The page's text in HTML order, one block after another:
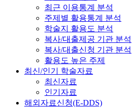
최근 이용통계 분석
주제별 활용통계 분석
학술지 활용도 분석
복사/대출제공 기관 분석
복사/대출신청 기관 분석
활용도 높은 주제
최신/인기 학술자료
최신자료
인기자료
해외자료신청(E-DDS)